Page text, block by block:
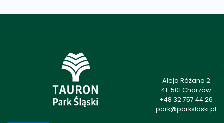
Aleja Różana 2
41-501 Chorzów
+48 32 757 44 26
park@parkslaski.pl